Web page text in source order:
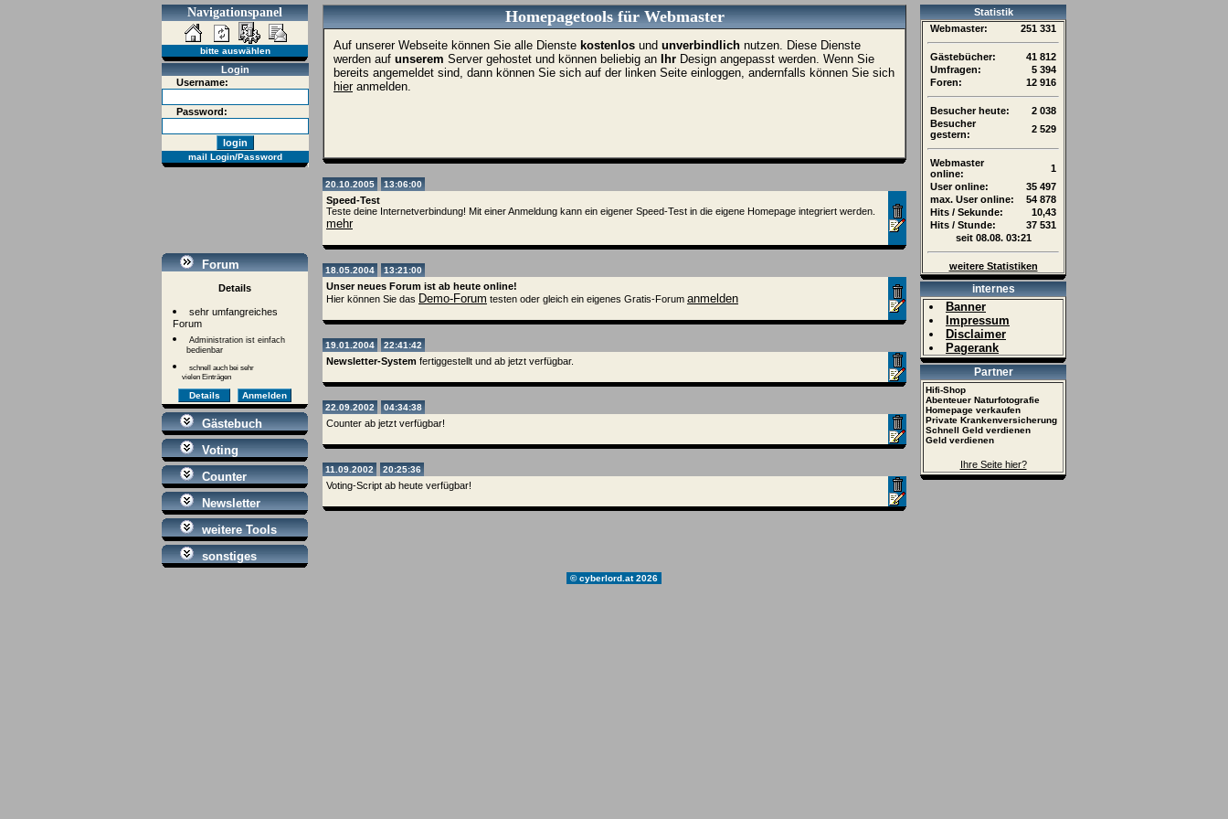
Navigationspanel
bitte auswählen
Login
Username:
Password:
mail Login/Password
Forum
Details
sehr umfangreiches
Forum
Administration ist einfach
bedienbar
schnell auch bei sehr
vielen Einträgen
Details Anmelden
Gästebuch
Voting
Counter
Newsletter
weitere Tools
sonstiges
Homepagetools für Webmaster
Auf unserer Webseite können Sie alle Dienste kostenlos und unverbindlich nutzen. Diese Dienste
werden auf unserem Server gehostet und können beliebig an Ihr Design angepasst werden. Wenn Sie
bereits angemeldet sind, dann können Sie sich auf der linken Seite einloggen, andernfalls können Sie sich
hieranmelden.
20.10.2005 13:06:00
Speed-Test
Teste deine Internetverbindung! Mit einer Anmeldung kann ein eigener Speed-Test in die eigene Homepage integriert werden.
mehr
18.05.2004 13:21:00
Unser neues Forum ist ab heute online!
Hier können Sie das Demo-Forum testen oder gleich ein eigenes Gratis-Forum anmelden
19.01.2004 22:41:42
Newsletter-System fertiggestellt und ab jetzt verfügbar.
22.09.2002 04:34:38
Counter ab jetzt verfügbar!
11.09.2002 20:25:36
Voting-Script ab heute verfügbar!
Statistik
Webmaster:
251 331
Gästebücher:
41 812
Umfragen:
5 394
Foren:
12 916
Besucher heute:
2 038
Besucher
gestern:
2 529
Webmaster
online:
1
User online:
35 497
max. User online:
54 878
Hits / Sekunde:
10,43
Hits / Stunde:
37 531
seit 08.08. 03:21
weitere Statistiken
internes
Banner
Impressum
Disclaimer
Pagerank
Partner
Hifi-Shop
Abenteuer Naturfotografie
Homepage verkaufen
Private Krankenversicherung
Schnell Geld verdienen
Geld verdienen
Ihre Seite hier?
© cyberlord.at 2026